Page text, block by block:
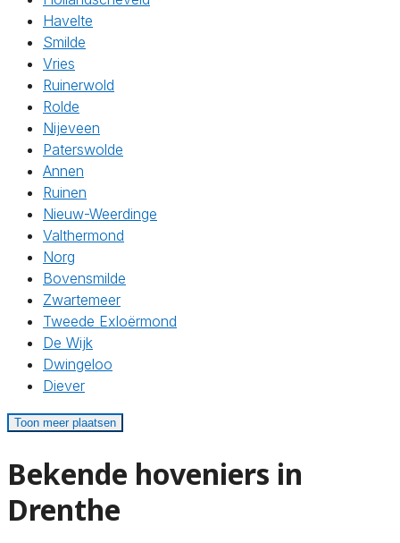
Havelte
Smilde
Vries
Ruinerwold
Rolde
Nijeveen
Paterswolde
Annen
Ruinen
Nieuw-Weerdinge
Valthermond
Norg
Bovensmilde
Zwartemeer
Tweede Exloërmond
De Wijk
Dwingeloo
Diever
Toon meer plaatsen
Bekende hoveniers in
Drenthe